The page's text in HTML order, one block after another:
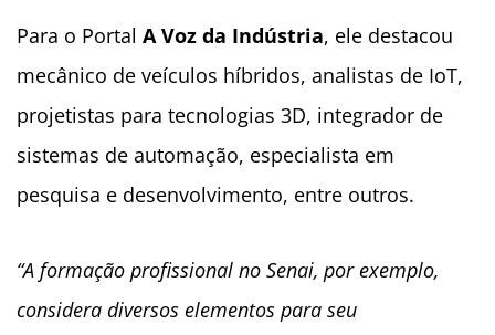
Para o Portal A Voz da Indústria, ele destacou
mecânico de veículos híbridos, analistas de IoT,
projetistas para tecnologias 3D, integrador de
sistemas de automação, especialista em
pesquisa e desenvolvimento, entre outros.
“A formação profissional no Senai, por exemplo,
considera diversos elementos para seu